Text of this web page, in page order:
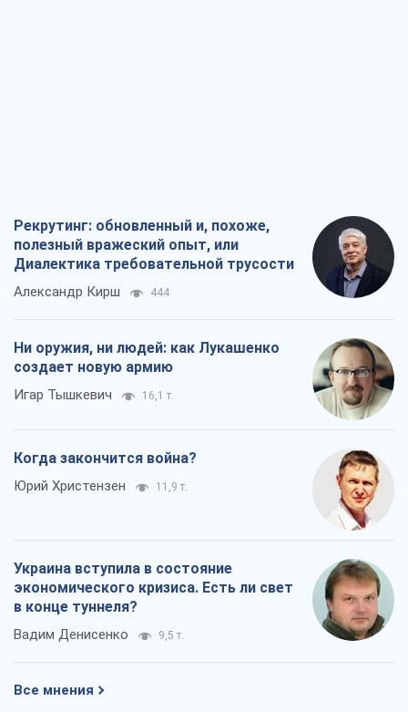
Рекрутинг: обновленный и, похоже,
полезный вражеский опыт, или
Диалектика требовательной трусости
Александр Кирш 444
Ни оружия, ни людей: как Лукашенко
создает новую армию
Игар Тышкевич 16,1 т.
Когда закончится война?
Юрий Христензен 11,9 т.
Украина вступила в состояние
экономического кризиса. Есть ли свет
в конце туннеля?
Вадим Денисенко 9,5 т.
Все мнения